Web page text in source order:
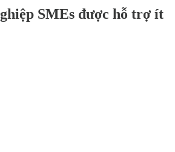
SMEs được hỗ trợ ít